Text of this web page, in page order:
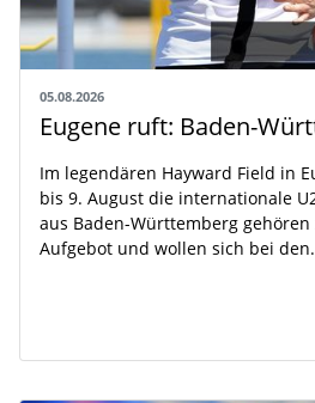
05.08.2026
Im legendären Hayward Field in
bis 9. August die internationale
aus Baden-Württemberg
Aufgebot und wollen sich bei